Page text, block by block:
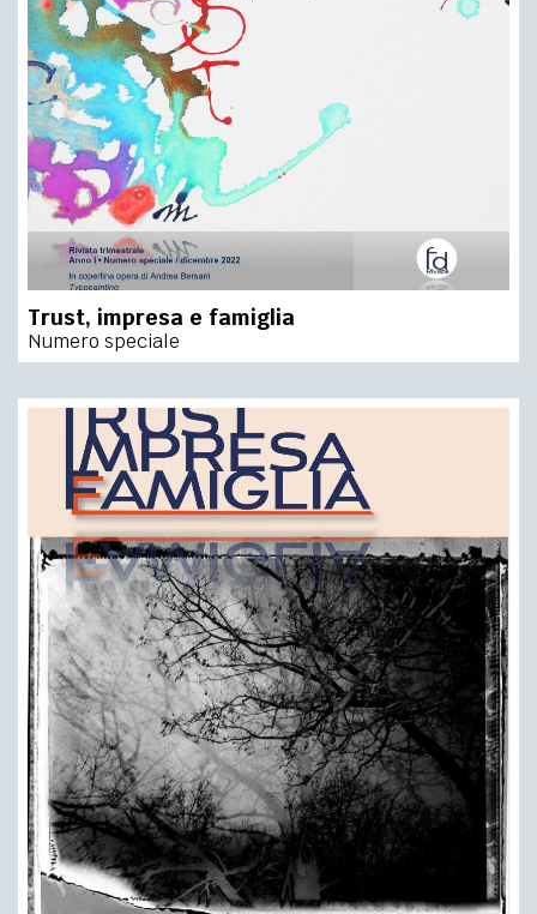
Trust, impresa e famiglia
Numero speciale